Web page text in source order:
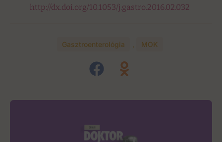
http://dx.doi.org/10.1053/j.gastro.2016.02.032
Gasztroenterológia MOK